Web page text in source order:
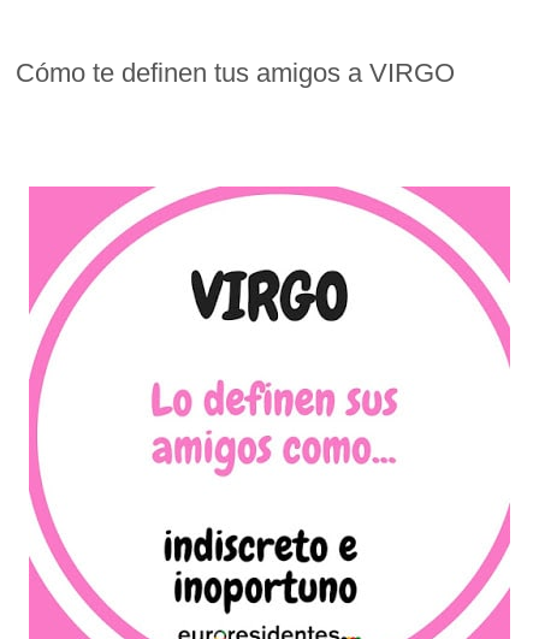
Cómo te definen tus amigos a VIRGO